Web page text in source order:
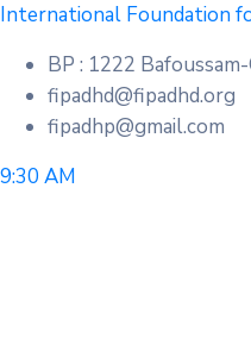
International Foundation
BP : 1222
fipadhd@fipadhd.org
fipadhp@gmail.com
9:30 AM